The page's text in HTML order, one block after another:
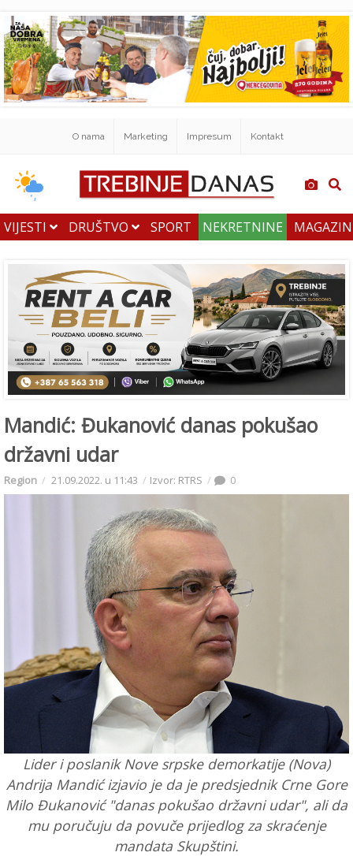
O nama Marketing Impresum Kontakt
VIJESTI DRUŠTVO SPORT NEKRETNINE
Mandić: Đukanović danas pokušao
državni udar
Region 21.09.2022. u 11:43 Izvor: RTRS 0
Lider i poslanik Nove srpske demorkatije (Nova)
Andrija Mandić izjavio je da je predsjednik Crne Gore
Milo Đukanović "danas pokušao državni udar", ali da
mu poručuju da povuče prijedlog za skraćenje
mandata Skupštini.